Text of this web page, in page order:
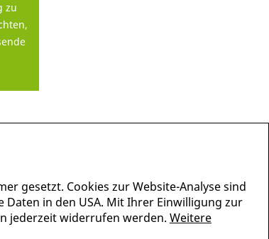
zu
gesetzt. Cookies zur Website-Analyse sind
in den USA. Mit Ihrer Einwilligung zur
jederzeit widerrufen werden. Weitere